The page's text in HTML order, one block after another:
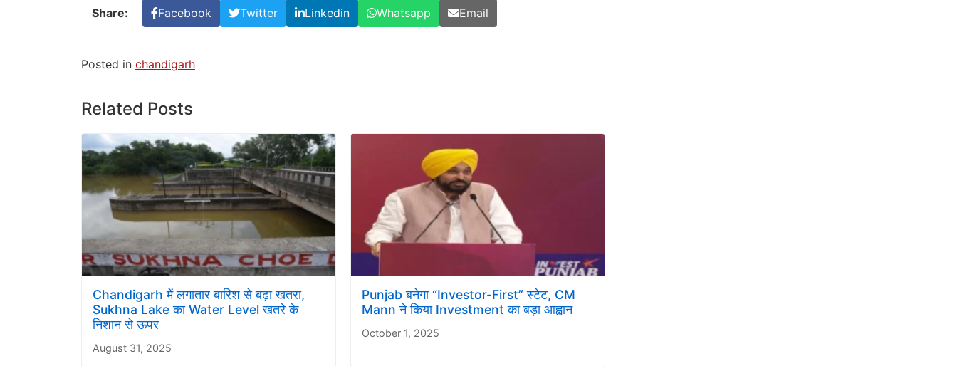
Share: Facebook Twitter Linkedin Whatsapp Email
Posted in chandigarh
Related Posts
Chandigarh में लगातार बारिश से बढ़ा खतरा,
Sukhna Lake का Water Level खतरे के
निशान से ऊपर
August 31, 2025
Punjab बनेगा “Investor-First” स्टेट, CM
Mann ने किया Investment का बड़ा आह्वान
October 1, 2025